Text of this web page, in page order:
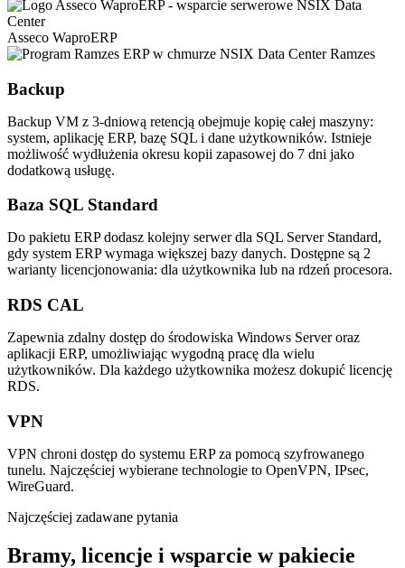
Asseco WaproERP
Ramzes
Backup
Backup VM z 3-dniową retencją obejmuje kopię całej maszyny:
system, aplikację ERP, bazę SQL i dane użytkowników. Istnieje
możliwość wydłużenia okresu kopii zapasowej do 7 dni jako
dodatkową usługę.
Baza SQL Standard
Do pakietu ERP dodasz kolejny serwer dla SQL Server Standard,
gdy system ERP wymaga większej bazy danych. Dostępne są 2
warianty licencjonowania: dla użytkownika lub na rdzeń procesora.
RDS CAL
Zapewnia zdalny dostęp do środowiska Windows Server oraz
aplikacji ERP, umożliwiając wygodną pracę dla wielu
użytkowników. Dla każdego użytkownika możesz dokupić licencję
RDS.
VPN
VPN chroni dostęp do systemu ERP za pomocą szyfrowanego
tunelu. Najczęściej wybierane technologie to OpenVPN, IPsec,
WireGuard.
Najczęściej zadawane pytania
Bramy, licencje i wsparcie w pakiecie